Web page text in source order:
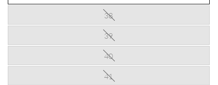
38
39
40
41